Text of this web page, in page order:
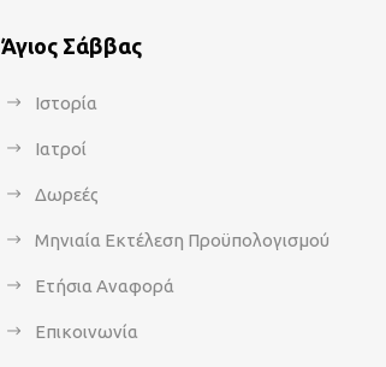
Άγιος Σάββας
Ιστορία
Ιατροί
Δωρεές
Μηνιαία Εκτέλεση Προϋπολογισμού
Ετήσια Αναφορά
Επικοινωνία